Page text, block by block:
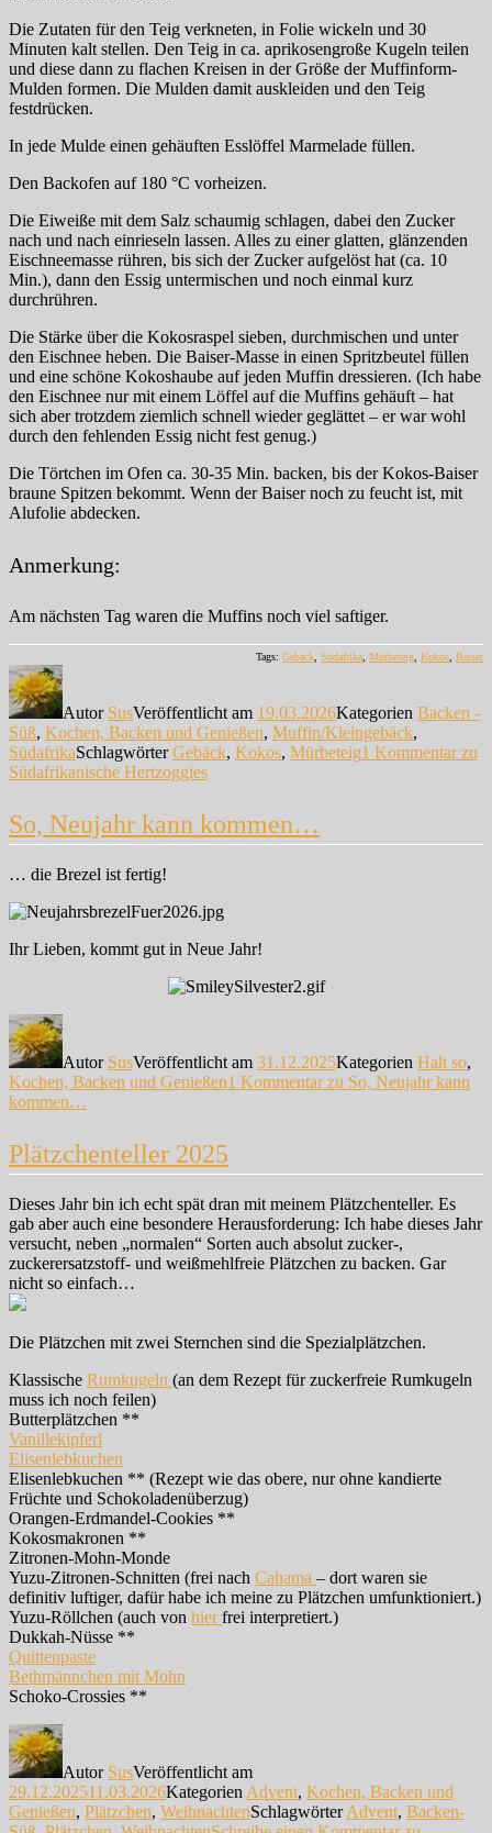
Die Zutaten für den Teig verkneten, in Folie wickeln und 30
Minuten kalt stellen. Den Teig in ca. aprikosengroße Kugeln teilen
und diese dann zu flachen Kreisen in der Größe der Muffinform-
Mulden formen. Die Mulden damit auskleiden und den Teig
festdrücken.
In jede Mulde einen gehäuften Esslöffel Marmelade füllen.
Den Backofen auf 180 °C vorheizen.
Die Eiweiße mit dem Salz schaumig schlagen, dabei den Zucker
nach und nach einrieseln lassen. Alles zu einer glatten, glänzenden
Eischneemasse rühren, bis sich der Zucker aufgelöst hat (ca. 10
Min.), dann den Essig untermischen und noch einmal kurz
durchrühren.
Die Stärke über die Kokosraspel sieben, durchmischen und unter
den Eischnee heben. Die Baiser-Masse in einen Spritzbeutel füllen
und eine schöne Kokoshaube auf jeden Muffin dressieren. (Ich habe
den Eischnee nur mit einem Löffel auf die Muffins gehäuft – hat
sich aber trotzdem ziemlich schnell wieder geglättet – er war wohl
durch den fehlenden Essig nicht fest genug.)
Die Törtchen im Ofen ca. 30-35 Min. backen, bis der Kokos-Baiser
braune Spitzen bekommt. Wenn der Baiser noch zu feucht ist, mit
Alufolie abdecken.
Anmerkung:
Am nächsten Tag waren die Muffins noch viel saftiger.
Tags: Gebäck, Südafrika, Mürbeteig, Kokos, Baiser
Autor SusVeröffentlicht am 19.03.2026Kategorien Backen -
Süß, Kochen, Backen und Genießen, Muffin/Kleingebäck,
SüdafrikaSchlagwörterGebäck, Kokos, Mürbeteig1 Kommentarzu
Südafrikanische Hertzoggies
So, Neujahr kann kommen…
… die Brezel ist fertig!
Ihr Lieben, kommt gut in Neue Jahr!
Autor SusVeröffentlicht am 31.12.2025Kategorien Halt so,
Kochen, Backen und Genießen1 Kommentarzu So, Neujahr kann
kommen…
Plätzchenteller 2025
Dieses Jahr bin ich echt spät dran mit meinem Plätzchenteller. Es
gab aber auch eine besondere Herausforderung: Ich habe dieses Jahr
versucht, neben „normalen“ Sorten auch absolut zucker-,
zuckerersatzstoff- und weißmehlfreie Plätzchen zu backen. Gar
nicht so einfach…
Die Plätzchen mit zwei Sternchen sind die Spezialplätzchen.
Klassische Rumkugeln (an dem Rezept für zuckerfreie Rumkugeln
muss ich noch feilen)
Butterplätzchen **
Vanillekipferl
Elisenlebkuchen
Elisenlebkuchen ** (Rezept wie das obere, nur ohne kandierte
Früchte und Schokoladenüberzug)
Orangen-Erdmandel-Cookies **
Kokosmakronen **
Zitronen-Mohn-Monde
Yuzu-Zitronen-Schnitten (frei nach Cahama – dort waren sie
definitiv luftiger, dafür habe ich meine zu Plätzchen umfunktioniert.)
Yuzu-Röllchen (auch von hierfrei interpretiert.)
Dukkah-Nüsse **
Quittenpaste
Bethmännchen mit Mohn
Schoko-Crossies **
Autor SusVeröffentlicht am
29.12.202511.03.2026Kategorien Advent, Kochen, Backen und
Genießen, Plätzchen, WeihnachtenSchlagwörterAdvent, Backen-